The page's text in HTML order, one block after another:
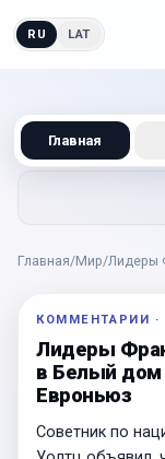
RU LAT
Главная/Мир/Лидеры
КОММЕНТАРИИ ·
Лидеры
в Белый дом
Евроньюз
Советник по
Главная